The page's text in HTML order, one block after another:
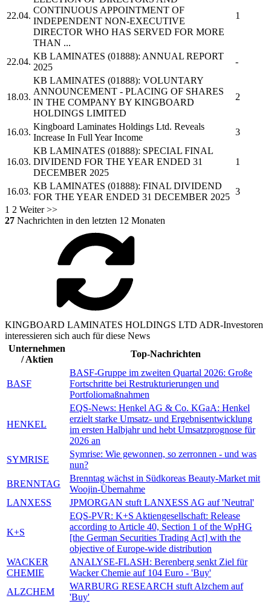
22.04.
CONTINUOUS APPOINTMENT OF
INDEPENDENT NON-EXECUTIVE
DIRECTOR WHO HAS SERVED FOR MORE
THAN ...
1
22.04.
KB LAMINATES (01888): ANNUAL REPORT
2025
-
18.03.
KB LAMINATES (01888): VOLUNTARY
ANNOUNCEMENT - PLACING OF SHARES
IN THE COMPANY BY KINGBOARD
HOLDINGS LIMITED
2
16.03.
Kingboard Laminates Holdings Ltd. Reveals
Increase In Full Year Income
3
16.03.
KB LAMINATES (01888): SPECIAL FINAL
DIVIDEND FOR THE YEAR ENDED 31
DECEMBER 2025
1
16.03.
KB LAMINATES (01888): FINAL DIVIDEND
FOR THE YEAR ENDED 31 DECEMBER 2025
3
1 2 Weiter >>
27 Nachrichten in den letzten 12 Monaten
KINGBOARD LAMINATES HOLDINGS LTD ADR-Investoren
interessieren sich auch für diese News
Unternehmen
/ Aktien
Top-Nachrichten
BASF
BASF-Gruppe im zweiten Quartal 2026: Große
Fortschritte bei Restrukturierungen und
Portfoliomaßnahmen
HENKEL
EQS-News: Henkel AG & Co. KGaA: Henkel
erzielt starke Umsatz- und Ergebnisentwicklung
im ersten Halbjahr und hebt Umsatzprognose für
2026 an
SYMRISE
Symrise: Wie gewonnen, so zerronnen - und was
nun?
BRENNTAG
Brenntag wächst in Südkoreas Beauty-Market mit
Woojin-Übernahme
LANXESS
JPMORGAN stuft LANXESS AG auf 'Neutral'
K+S
EQS-PVR: K+S Aktiengesellschaft: Release
according to Article 40, Section 1 of the WpHG
[the German Securities Trading Act] with the
objective of Europe-wide distribution
WACKER
CHEMIE
ANALYSE-FLASH: Berenberg senkt Ziel für
Wacker Chemie auf 104 Euro - 'Buy'
ALZCHEM
WARBURG RESEARCH stuft Alzchem auf
'Buy'